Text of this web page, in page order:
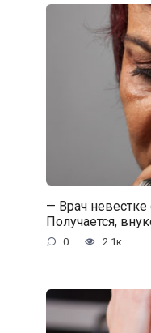
— Врач невестке
Получается,
0 2.1к.